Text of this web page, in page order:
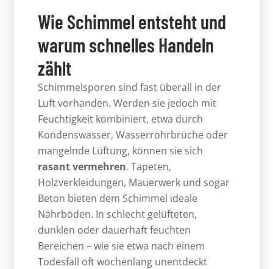
Wie Schimmel entsteht und
warum schnelles Handeln
zählt
Schimmelsporen sind fast überall in der
Luft vorhanden. Werden sie jedoch mit
Feuchtigkeit kombiniert, etwa durch
Kondenswasser, Wasserrohrbrüche oder
mangelnde Lüftung, können sie sich
rasant vermehren. Tapeten,
Holzverkleidungen, Mauerwerk und sogar
Beton bieten dem Schimmel ideale
Nährböden. In schlecht gelüfteten,
dunklen oder dauerhaft feuchten
Bereichen – wie sie etwa nach einem
Todesfall oft wochenlang unentdeckt